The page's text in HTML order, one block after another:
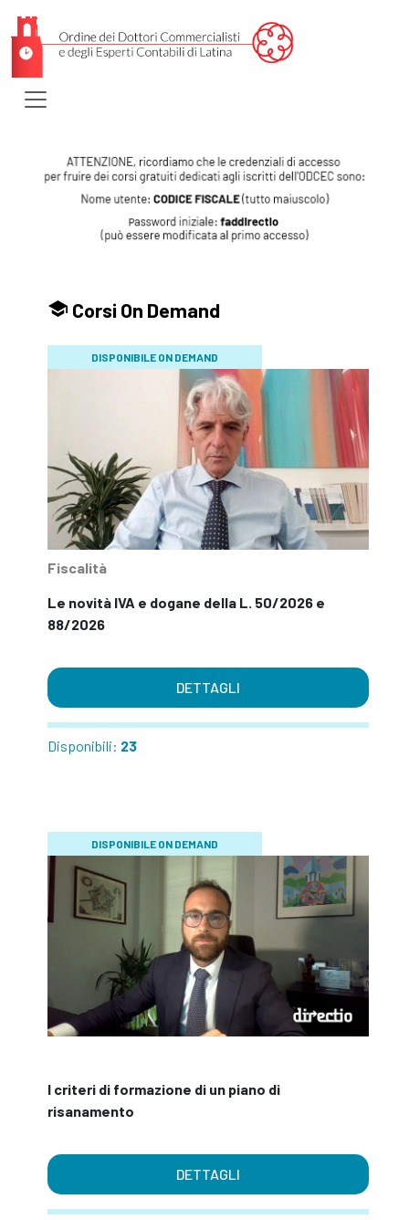
Corsi On Demand
DISPONIBILE ON DEMAND
Fiscalità
Le novità IVA e dogane della L. 50/2026 e
88/2026
DETTAGLI
Disponibili: 23
DISPONIBILE ON DEMAND
I criteri di formazione di un piano di
risanamento
DETTAGLI